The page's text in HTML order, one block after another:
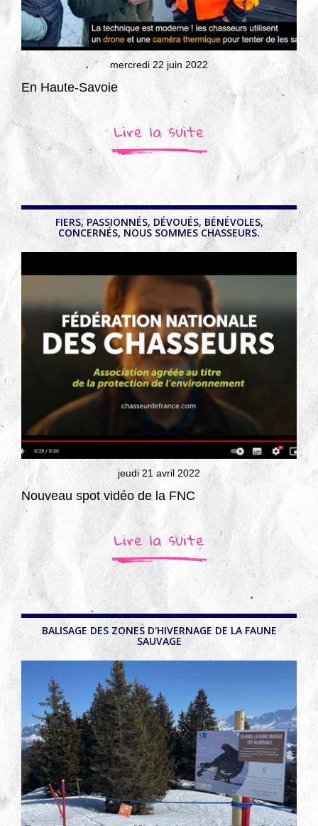
mercredi 22 juin 2022
En Haute-Savoie
Lire la suite
FIERS, PASSIONNÉS, DÉVOUÉS, BÉNÉVOLES,
CONCERNÉS, NOUS SOMMES CHASSEURS.
jeudi 21 avril 2022
Nouveau spot vidéo de la FNC
Lire la suite
BALISAGE DES ZONES D'HIVERNAGE DE LA FAUNE
SAUVAGE